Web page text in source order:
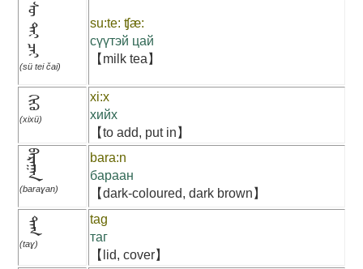
ᠰᠦ᠋ ᠲᠡᠢ ᠴᠠᠢ
(sü tei čai)
su:te: ʧæ:
сүүтэй цай
【milk tea】
ᠬᠢᠬᠦ
(xixü)
xi:x
хийх
【to add, put in】
ᠪᠠᠷᠠᠭᠠᠨ
(baraɣan)
bara:n
бараан
【dark-coloured, dark brown】
ᠲᠠᠭ
(taɣ)
tag
таг
【lid, cover】